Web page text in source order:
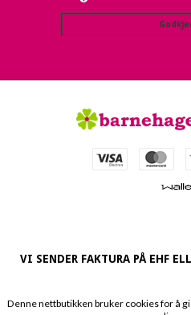
VI SENDER FAKTURA PÅ EHF
Denne nettbutikken bruker cookies for å